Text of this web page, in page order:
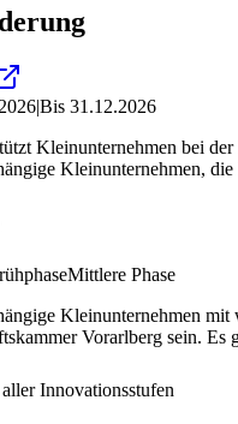
|Bis 31.12.2026
Kleinunternehmen bei
Kleinunternehmen,
Mittlere Phase
Kleinunternehmen mit
Vorarlberg sein. Es
Innovationsstufen